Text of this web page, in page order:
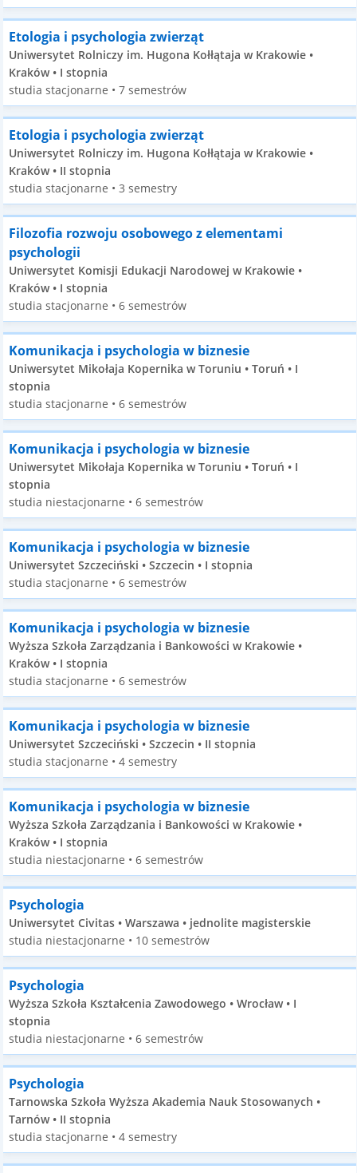
Etologia i psychologia zwierząt
Uniwersytet Rolniczy im. Hugona Kołłątaja w Krakowie •
Kraków • I stopnia
studia stacjonarne • 7 semestrów
Etologia i psychologia zwierząt
Uniwersytet Rolniczy im. Hugona Kołłątaja w Krakowie •
Kraków • II stopnia
studia stacjonarne • 3 semestry
Filozofia rozwoju osobowego z elementami
psychologii
Uniwersytet Komisji Edukacji Narodowej w Krakowie •
Kraków • I stopnia
studia stacjonarne • 6 semestrów
Komunikacja i psychologia w biznesie
Uniwersytet Mikołaja Kopernika w Toruniu • Toruń • I
stopnia
studia stacjonarne • 6 semestrów
Komunikacja i psychologia w biznesie
Uniwersytet Mikołaja Kopernika w Toruniu • Toruń • I
stopnia
studia niestacjonarne • 6 semestrów
Komunikacja i psychologia w biznesie
Uniwersytet Szczeciński • Szczecin • I stopnia
studia stacjonarne • 6 semestrów
Komunikacja i psychologia w biznesie
Wyższa Szkoła Zarządzania i Bankowości w Krakowie •
Kraków • I stopnia
studia stacjonarne • 6 semestrów
Komunikacja i psychologia w biznesie
Uniwersytet Szczeciński • Szczecin • II stopnia
studia stacjonarne • 4 semestry
Komunikacja i psychologia w biznesie
Wyższa Szkoła Zarządzania i Bankowości w Krakowie •
Kraków • I stopnia
studia niestacjonarne • 6 semestrów
Psychologia
Uniwersytet Civitas • Warszawa • jednolite magisterskie
studia niestacjonarne • 10 semestrów
Psychologia
Wyższa Szkoła Kształcenia Zawodowego • Wrocław • I
stopnia
studia niestacjonarne • 6 semestrów
Psychologia
Tarnowska Szkoła Wyższa Akademia Nauk Stosowanych •
Tarnów • II stopnia
studia stacjonarne • 4 semestry